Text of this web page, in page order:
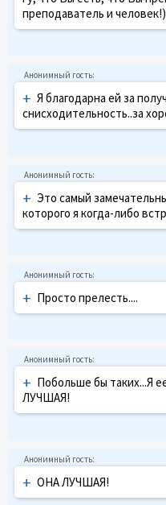
преподаватель и человек!)
+ Я благодарна ей за
снисходительность..за
+ Это самый
которого я когда-либо
+ Просто прелесть....
+ Побольше бы таких...Я
ЛУЧШАЯ!
+ ОНА ЛУЧШАЯ!